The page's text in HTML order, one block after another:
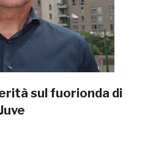
sul fuorionda di